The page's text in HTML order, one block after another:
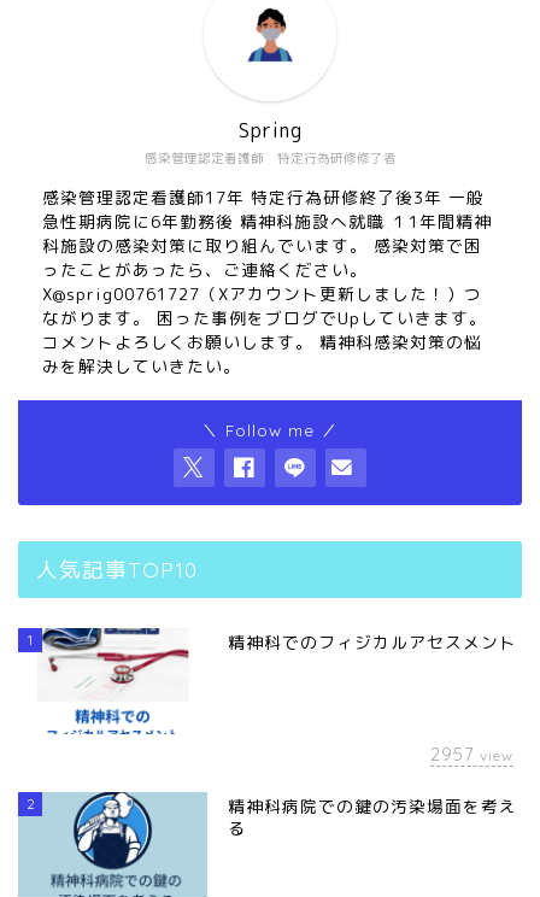
感染管理認定看護師 特定行為研修修了者
Spring
感染管理認定看護師17年 特定行為研修終了後3年 一般
急性期病院に6年勤務後 精神科施設へ就職 １1年間精神
科施設の感染対策に取り組んでいます。 感染対策で困
ったことがあったら、ご連絡ください。
X@sprig00761727（Xアカウント更新しました！）つ
ながります。 困った事例をブログでUpしていきます。
コメントよろしくお願いします。 精神科感染対策の悩
みを解決していきたい。
＼ Follow me ／
人気記事TOP10
1 精神科でのフィジカルアセスメント
2957 view
2
精神科病院での鍵の汚染場面を考え
る